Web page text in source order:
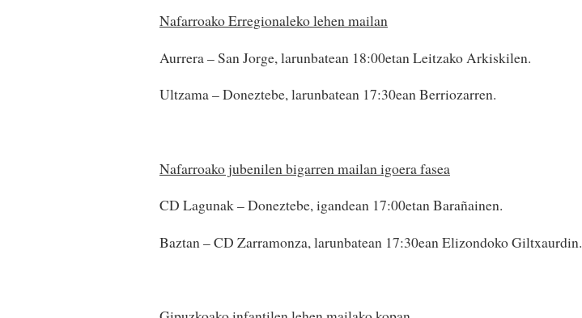
Nafarroako Erregionaleko lehen mailan
Aurrera – San Jorge, larunbatean 18:00etan Leitzako Arkiskilen.
Ultzama – Doneztebe, larunbatean 17:30ean Berriozarren.
Nafarroako jubenilen bigarren mailan igoera fasea
CD Lagunak – Doneztebe, igandean 17:00etan Barañainen.
Baztan – CD Zarramonza, larunbatean 17:30ean Elizondoko Giltxaurdin.